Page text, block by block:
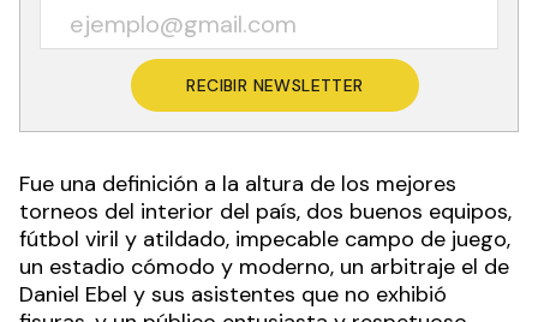
RECIBIR NEWSLETTER
Fue una definición a la altura de los mejores
torneos del interior del país, dos buenos equipos,
fútbol viril y atildado, impecable campo de juego,
un estadio cómodo y moderno, un arbitraje el de
Daniel Ebel y sus asistentes que no exhibió